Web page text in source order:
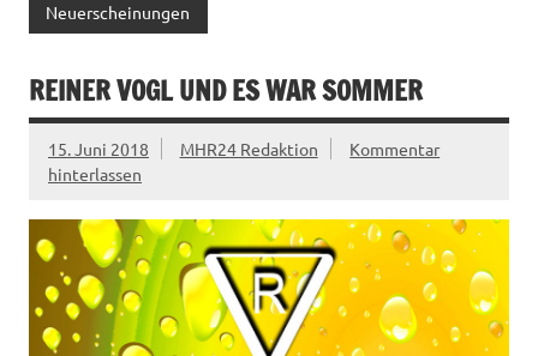
Neuerscheinungen
REINER VOGL UND ES WAR SOMMER
15. Juni 2018 MHR24 Redaktion
Kommentar
hinterlassen